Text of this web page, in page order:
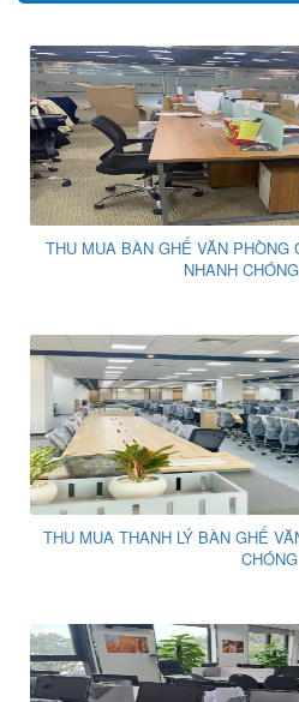
THU MUA BÀN GHẾ VĂN PHÒNG
NHANH
THU MUA THANH LÝ BÀN GHẾ
CHÓNG